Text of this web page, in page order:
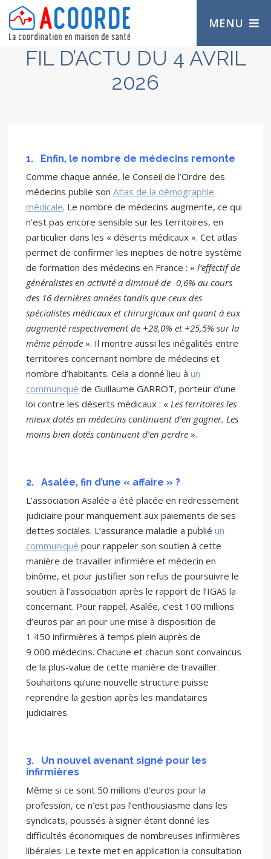
MENU
FIL D’ACTU DU 4 AVRIL
2026
1. Enfin, le nombre de médecins remonte
Comme chaque année, le Conseil de l’Ordre des
médecins publie sonAtlas de la démographie
médicale. Le nombre de médecins augmente, ce qui
n’est pas encore sensible sur les territoires, en
particulier dans les « déserts médicaux ». Cet atlas
permet de confirmer les inepties de notre système
de formation des médecins en France : «l’effectif de
généralistes en activité a diminué de -0,6% au cours
des 16 dernières années tandis que ceux des
spécialistes médicaux et chirurgicaux ont quant à eux
augmenté respectivement de +28,0% et +25,5% sur la
même période ». Il montre aussi les inégalités entre
territoires concernant nombre de médecins et
nombre d’habitants. Cela a donné lieu àun
communiqué de Guillaume GARROT, porteur d’une
loi contre les déserts médicaux : «Les territoires les
mieux dotés en médecins continuent d’en gagner. Les
moins bien dotés continuent d’en perdre ».
2.Asalée, fin d’une « affaire » ?
L’association Asalée a été placée en redressement
judiciaire pour manquement aux paiements de ses
dettes sociales. L’assurance maladie a publiéun
communiqué pour rappeler son soutien à cette
manière de travailler infirmière et médecin en
binôme, et pour justifier son refus de poursuivre le
soutien à l’association après le rapport de l’IGAS la
concernant. Pour rappel, Asalée, c’est 100 millions
d’euros par an pour une mise à disposition de
1 450 infirmières à temps plein auprès de
9 000 médecins. Chacune et chacun sont convaincus
de la plus-value de cette manière de travailler.
Souhaitons qu’une nouvelle structure puisse
reprendre la gestion après les mandataires
judiciaires.
3. Un nouvel avenant signé pour les
infirmières
Même si ce sont 50 millions d’euros pour la
profession, ce n’est pas l’enthousiasme dans les
syndicats, poussés à signer étant donné les
difficultés économiques de nombreuses infirmières
libérales. Le texte met en application la consultation